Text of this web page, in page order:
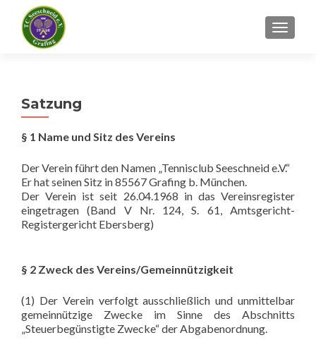
Satzung
§ 1 Name und Sitz des Vereins
Der Verein führt den Namen „Tennisclub Seeschneid e.V.“
Er hat seinen Sitz in 85567 Grafing b. München.
Der Verein ist seit 26.04.1968 in das Vereinsregister
eingetragen (Band V Nr. 124, S. 61, Amtsgericht-
Registergericht Ebersberg)
§ 2 Zweck des Vereins/Gemeinnützigkeit
(1) Der Verein verfolgt ausschließlich und unmittelbar
gemeinnützige Zwecke im Sinne des Abschnitts
„Steuerbegünstigte Zwecke“ der Abgabenordnung.